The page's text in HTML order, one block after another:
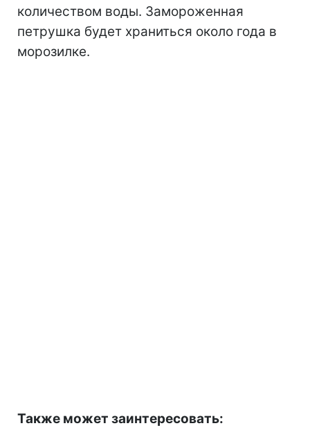
количеством воды. Замороженная
петрушка будет храниться около года в
морозилке.
Также может заинтересовать: